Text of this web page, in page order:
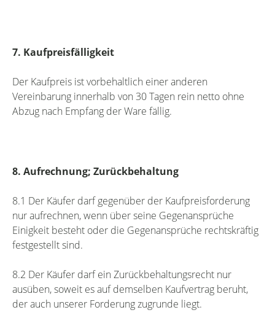
7. Kaufpreisfälligkeit
Der Kaufpreis ist vorbehaltlich einer anderen
Vereinbarung innerhalb von 30 Tagen rein netto ohne
Abzug nach Empfang der Ware fällig.
8. Aufrechnung; Zurückbehaltung
8.1 Der Käufer darf gegenüber der Kaufpreisforderung
nur aufrechnen, wenn über seine Gegenansprüche
Einigkeit besteht oder die Gegenansprüche rechtskräftig
festgestellt sind.
8.2 Der Käufer darf ein Zurückbehaltungsrecht nur
ausüben, soweit es auf demselben Kaufvertrag beruht,
der auch unserer Forderung zugrunde liegt.